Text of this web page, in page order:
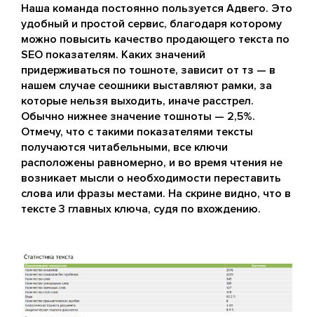
Наша команда постоянно пользуется Адвего. Это
удобный и простой сервис, благодаря которому
можно повысить качество продающего текста по
SEO показателям. Каких значений
придерживаться по тошноте, зависит от тз — в
нашем случае сеошники выставляют рамки, за
которые нельзя выходить, иначе расстрел.
Обычно нижнее значение тошноты — 2,5%.
Отмечу, что с такими показателями тексты
получаются читабельными, все ключи
расположены равномерно, и во время чтения не
возникает мысли о необходимости переставить
слова или фразы местами. На скрине видно, что в
тексте 3 главных ключа, судя по вхождению.